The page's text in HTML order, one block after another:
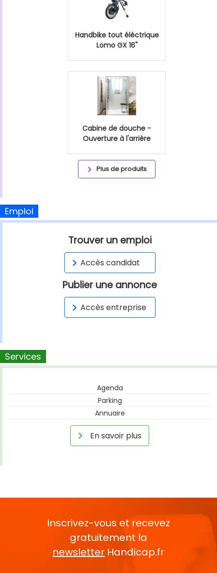
Handbike tout éléctrique
Lomo GX 16"
Cabine de douche -
Ouverture à l'arrière
Plus de produits
Emploi
Trouver un emploi
Accès candidat
Publier une annonce
Accès entreprise
Services
Agenda
Parking
Annuaire
En savoir plus
Inscrivez-vous et recevez
gratuitement la
newsletter Handicap.fr